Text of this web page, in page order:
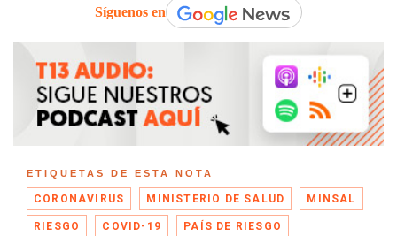
Síguenos en
ETIQUETAS DE ESTA NOTA
CORONAVIRUS MINISTERIO DE SALUD MINSAL
RIESGO COVID-19 PAÍS DE RIESGO